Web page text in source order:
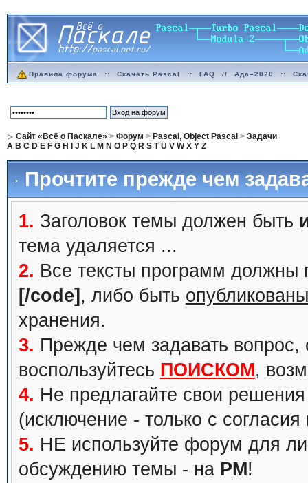
Правила форума :: Скачать Pascal :: FAQ // Ада–2020 ::
Сайт «Всё о Паскале» > Форум > Pascal, Object Pascal > Задачи
A B C D E F G H J K L M N O P Q R S T U V W X Y Z
Прочтите прежде чем
1. Заголовок темы должен быть
тема удаляется ...
2. Все тексты программ должны
[/code] , либо быть
хранения.
3. Прежде чем задавать вопрос,
воспользуйтесь ПОИСКОМ,
4. Не предлагайте свои
(исключение - только с
5. НЕ используйте форум для
обсуждению темы - на PM!